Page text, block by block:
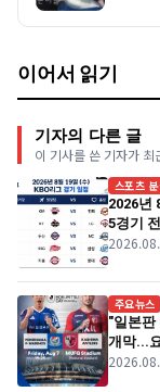
이어서 읽기
기자의 다른 글
이 기사를 쓴 기자가 최
스포츠
2026년
5경기
주요뉴스
"일본판
개막...
경기